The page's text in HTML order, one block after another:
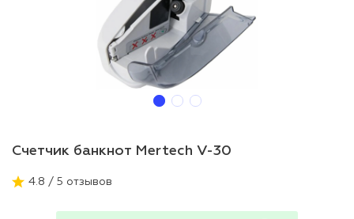
Счетчик банкнот Mertech V-30
4.8 / 5 отзывов